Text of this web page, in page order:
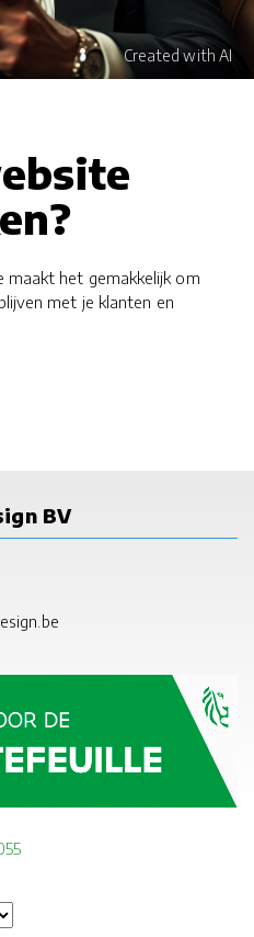
maakt het gemakkelijk om
met je klanten en
BV